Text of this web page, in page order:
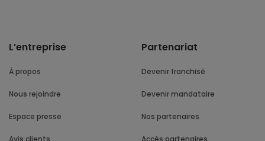
L’entreprise
À propos
Nous rejoindre
Espace presse
Avis clients
Partenariat
Devenir franchisé
Devenir mandataire
Nos partenaires
Accès partenaires